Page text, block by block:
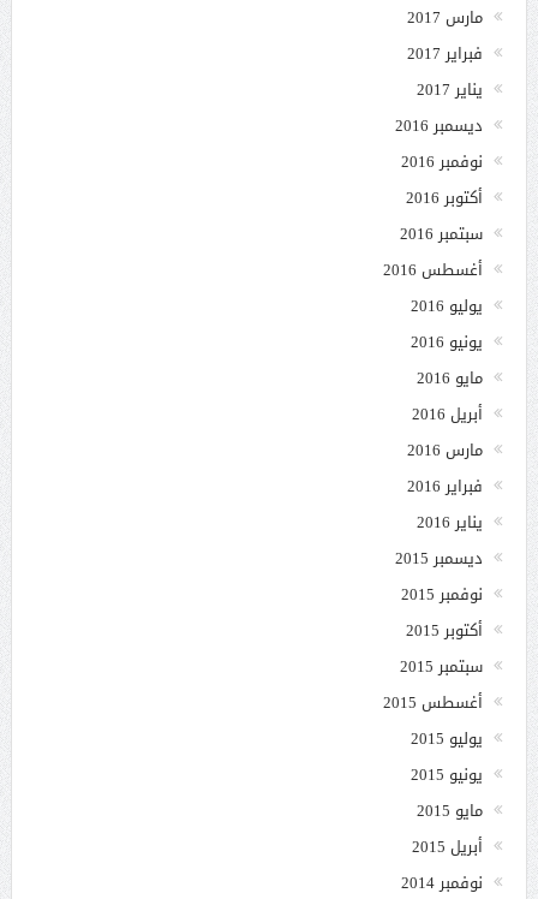
مارس 2017
فبراير 2017
يناير 2017
ديسمبر 2016
نوفمبر 2016
أكتوبر 2016
سبتمبر 2016
أغسطس 2016
يوليو 2016
يونيو 2016
مايو 2016
أبريل 2016
مارس 2016
فبراير 2016
يناير 2016
ديسمبر 2015
نوفمبر 2015
أكتوبر 2015
سبتمبر 2015
أغسطس 2015
يوليو 2015
يونيو 2015
مايو 2015
أبريل 2015
نوفمبر 2014